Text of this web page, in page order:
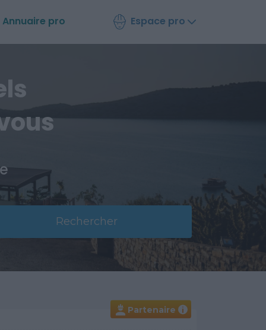
Annuaire pro Espace pro
Rechercher
Partenaire i